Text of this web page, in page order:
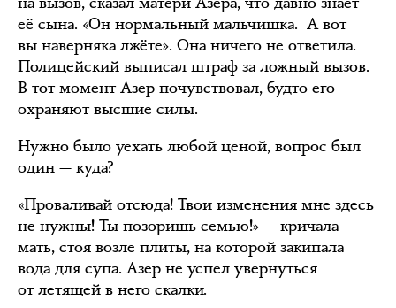
её сына. «Он нормальный мальчишка. А вот
вы наверняка лжёте». Она ничего не ответила.
Полицейский выписал штраф за ложный вызов.
В тот момент Азер почувствовал, будто его
охраняют высшие силы.
Нужно было уехать любой ценой, вопрос был
один — куда?
«Проваливай отсюда! Твои изменения мне здесь
не нужны! Ты позоришь семью!» — кричала
мать, стоя возле плиты, на которой закипала
вода для супа. Азер не успел увернуться
от летящей в него скалки.